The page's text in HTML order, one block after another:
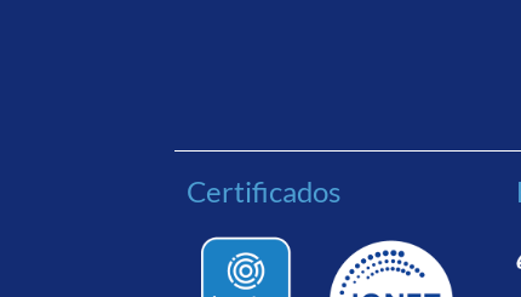
Certificados